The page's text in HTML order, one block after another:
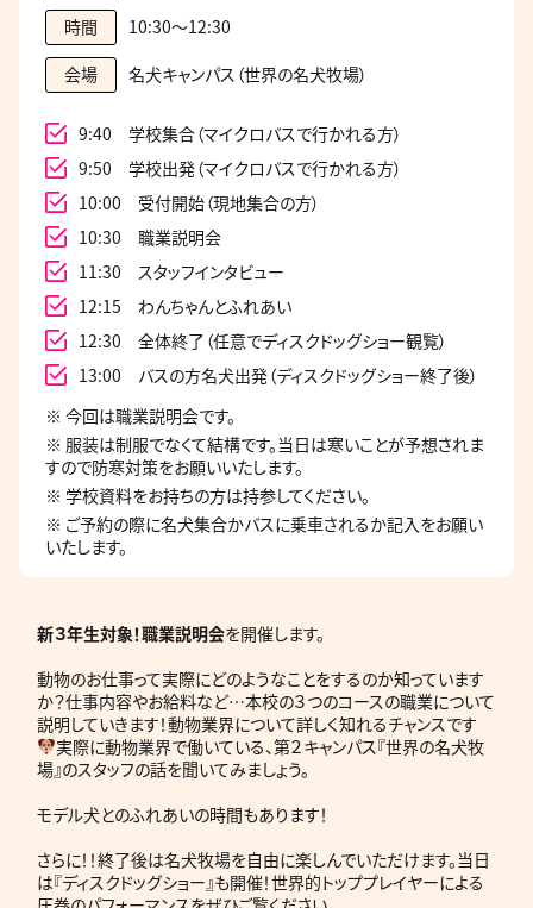
時間 10:30～12:30
会場 名犬キャンパス（世界の名犬牧場）
9:40 学校集合（マイクロバスで行かれる方）
9:50 学校出発（マイクロバスで行かれる方）
10:00 受付開始（現地集合の方）
10:30 職業説明会
11:30 スタッフインタビュー
12:15 わんちゃんとふれあい
12:30 全体終了（任意でディスクドッグショー観覧）
13:00 バスの方名犬出発（ディスクドッグショー終了後）
※ 今回は職業説明会です。
※ 服装は制服でなくて結構です。当日は寒いことが予想されま
すので防寒対策をお願いいたします。
※ 学校資料をお持ちの方は持参してください。
※ ご予約の際に名犬集合かバスに乗車されるか記入をお願い
いたします。
新３年生対象！職業説明会を開催します。
動物のお仕事って実際にどのようなことをするのか知っています
か？仕事内容やお給料など…本校の３つのコースの職業について
説明していきます！動物業界について詳しく知れるチャンスです
実際に動物業界で働いている、第２キャンパス『世界の名犬牧
場』のスタッフの話を聞いてみましょう。
モデル犬とのふれあいの時間もあります！
さらに！！終了後は名犬牧場を自由に楽しんでいただけます。当日
は『ディスクドッグショー』も開催！世界的トッププレイヤーによる